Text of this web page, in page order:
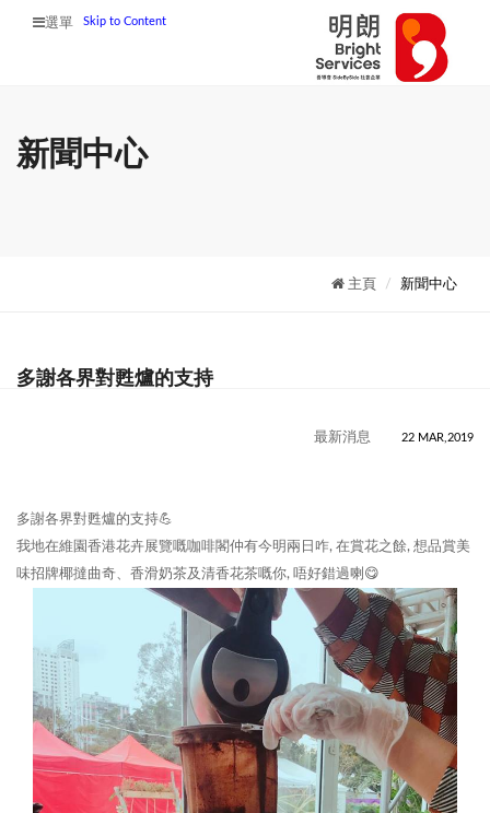
選單 Skip to Content
新聞中心
主頁 新聞中心
多謝各界對甦爐的支持
最新消息 22 MAR,2019
多謝各界對甦爐的支持💪
我地在維園香港花卉展覽嘅咖啡閣仲有今明兩日咋, 在賞花之餘, 想品賞美
味招牌椰撻曲奇、香滑奶茶及清香花茶嘅你, 唔好錯過喇😋